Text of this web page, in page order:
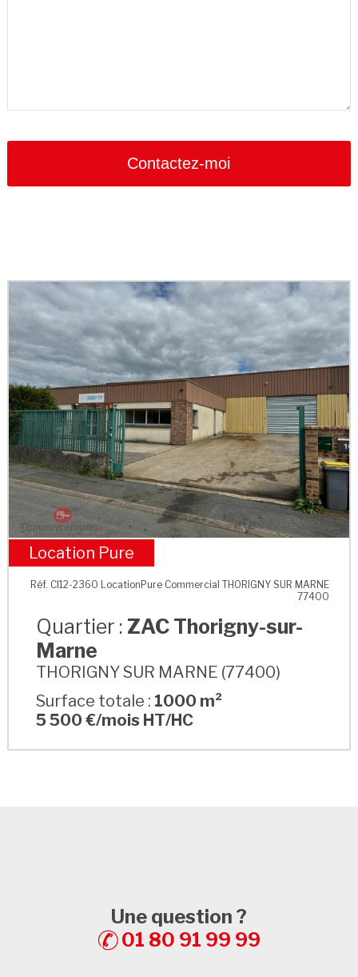
Contactez-moi
ZAC Thorigny-sur-Marne
Location Pure
Réf. CI12-2360 LocationPure Commercial THORIGNY SUR MARNE
77400
Quartier : ZAC Thorigny-sur-
Marne
THORIGNY SUR MARNE (77400)
Surface totale : 1000 m²
5 500 €/mois HT/HC
Une question ?
01 80 91 99 99